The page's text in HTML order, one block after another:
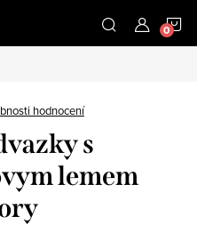
hodnocení
s
lemem